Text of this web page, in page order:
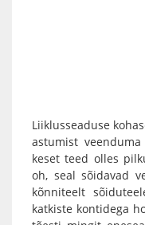
Liiklusseaduse
astumist
keset teed olles
oh, seal sõidavad
kõnniteelt
katkiste kontidega